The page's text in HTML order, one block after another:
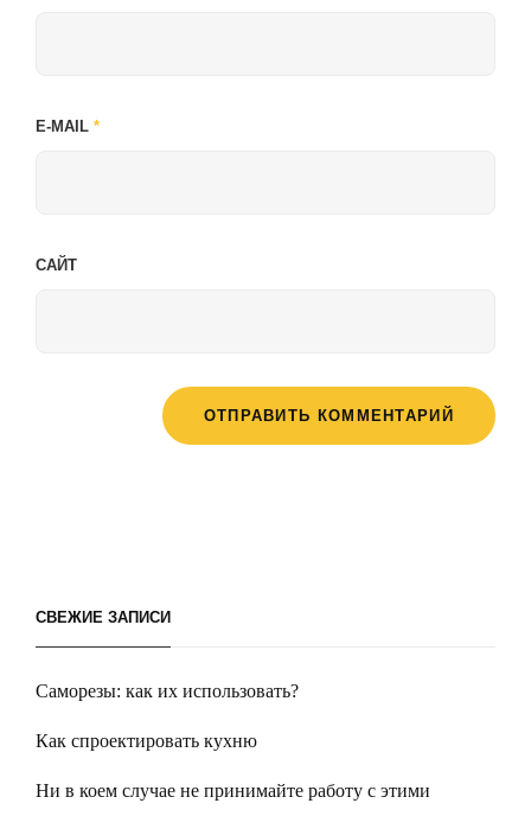
E-MAIL *
САЙТ
СВЕЖИЕ ЗАПИСИ
Саморезы: как их использовать?
Как спроектировать кухню
Ни в коем случае не принимайте работу с этими